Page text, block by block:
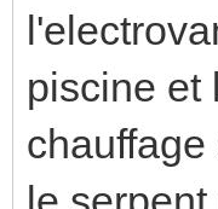
piscine et